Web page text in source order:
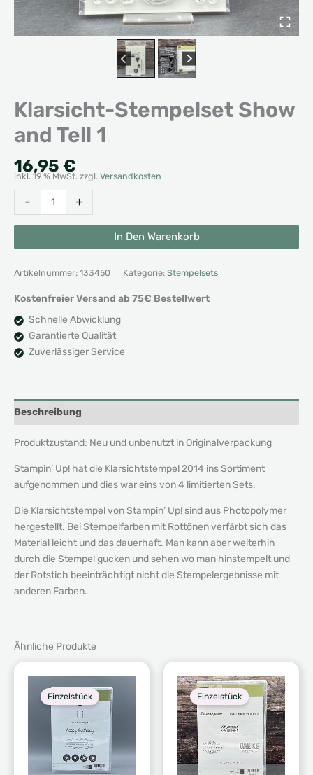
Klarsicht-Stempelset Show
and Tell 1
16,95 €
inkl. 19 % MwSt. zzgl. Versandkosten
-
Klarsicht-
Stempelset
Show
and
Tell
1
Menge
+
In Den Warenkorb
Artikelnummer: 133450 Kategorie: Stempelsets
Kostenfreier Versand ab 75€ Bestellwert
Schnelle Abwicklung
Garantierte Qualität
Zuverlässiger Service
Beschreibung
Produktzustand: Neu und unbenutzt in Originalverpackung
Stampin’ Up! hat die Klarsichtstempel 2014 ins Sortiment
aufgenommen und dies war eins von 4 limitierten Sets.
Die Klarsichtstempel von Stampin’ Up! sind aus Photopolymer
hergestellt. Bei Stempelfarben mit Rottönen verfärbt sich das
Material leicht und das dauerhaft. Man kann aber weiterhin
durch die Stempel gucken und sehen wo man hinstempelt und
der Rotstich beeinträchtigt nicht die Stempelergebnisse mit
anderen Farben.
Ähnliche Produkte
Einzelstück Einzelstück